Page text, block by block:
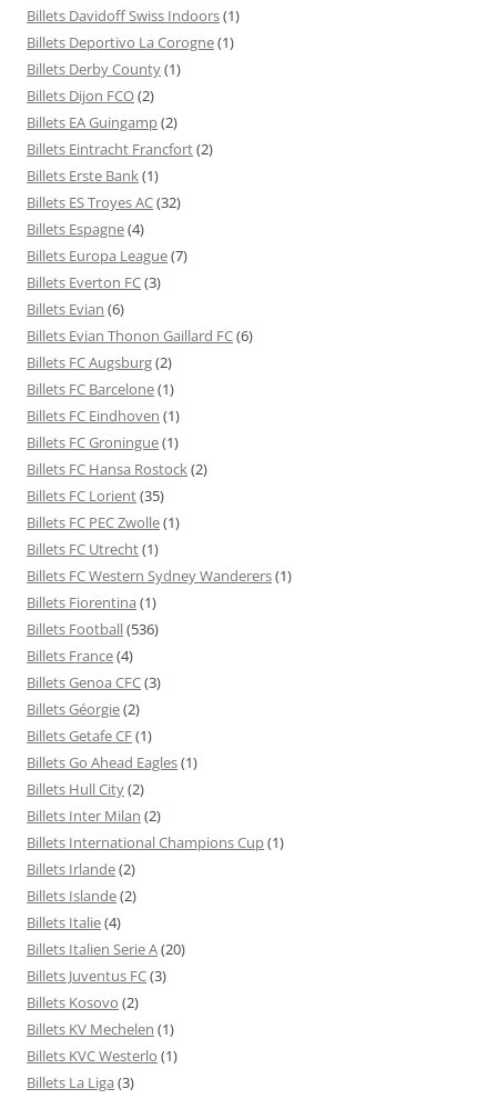
Billets Davidoff Swiss Indoors(1)
Billets Deportivo La Corogne(1)
Billets Derby County(1)
Billets Dijon FCO(2)
Billets EA Guingamp(2)
Billets Eintracht Francfort(2)
Billets Erste Bank(1)
Billets ES Troyes AC(32)
Billets Espagne(4)
Billets Europa League(7)
Billets Everton FC(3)
Billets Evian (6)
Billets Evian Thonon Gaillard FC(6)
Billets FC Augsburg(2)
Billets FC Barcelone(1)
Billets FC Eindhoven (1)
Billets FC Groningue(1)
Billets FC Hansa Rostock(2)
Billets FC Lorient(35)
Billets FC PEC Zwolle(1)
Billets FC Utrecht(1)
Billets FC Western Sydney Wanderers(1)
Billets Fiorentina (1)
Billets Football(536)
Billets France(4)
Billets Genoa CFC(3)
Billets Géorgie(2)
Billets Getafe CF(1)
Billets Go Ahead Eagles(1)
Billets Hull City(2)
Billets Inter Milan (2)
Billets International Champions Cup(1)
Billets Irlande(2)
Billets Islande(2)
Billets Italie(4)
Billets Italien Serie A(20)
Billets Juventus FC(3)
Billets Kosovo (2)
Billets KV Mechelen (1)
Billets KVC Westerlo (1)
Billets La Liga (3)